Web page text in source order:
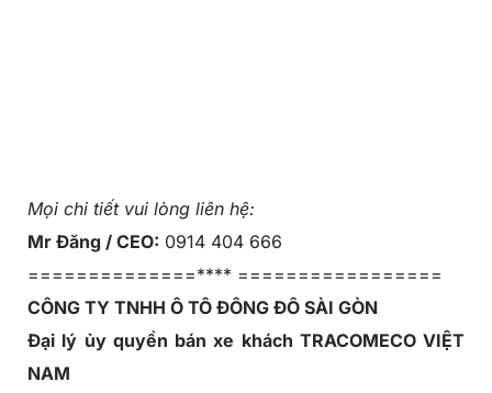
Mọi chi tiết vui lòng liên hệ:
Mr Đăng / CEO: 0914 404 666
==============**** =================
CÔNG TY TNHH Ô TÔ ĐÔNG ĐÔ SÀI GÒN
Đại lý ủy quyền bán xe khách TRACOMECO VIỆT
NAM